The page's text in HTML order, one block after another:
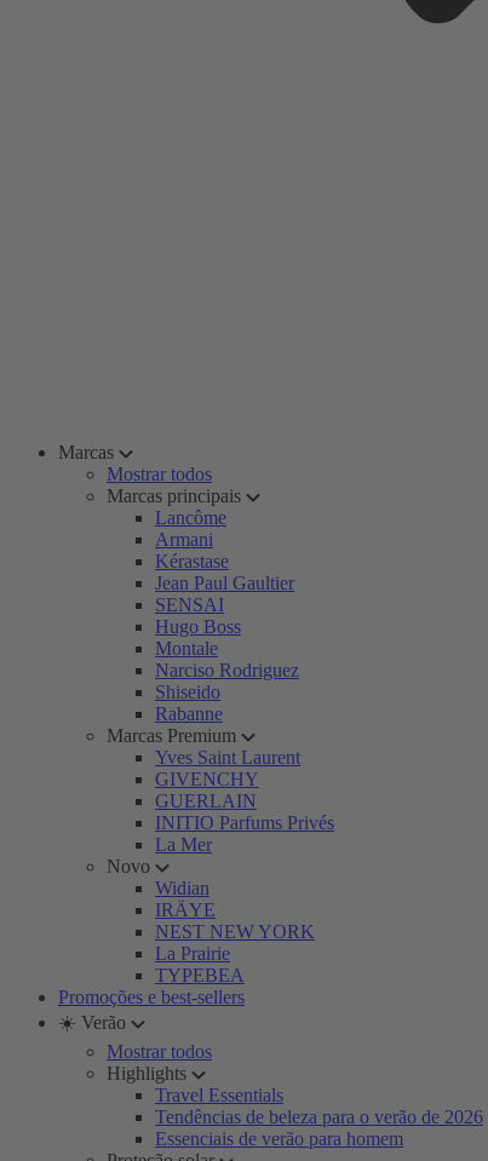
Marcas
Mostrar todos
Marcas principais
Lancôme
Armani
Kérastase
Jean Paul Gaultier
SENSAI
Hugo Boss
Montale
Narciso Rodriguez
Shiseido
Rabanne
Marcas Premium
Yves Saint Laurent
GIVENCHY
GUERLAIN
INITIO Parfums Privés
La Mer
Novo
Widian
IRÄYE
NEST NEW YORK
La Prairie
TYPEBEA
Promoções e best-sellers
☀️ Verão
Mostrar todos
Highlights
Travel Essentials
Tendências de beleza para o verão de 2026
Essenciais de verão para homem